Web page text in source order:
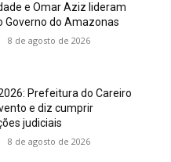
e Omar Aziz lideram
Governo do Amazonas
8 de agosto de 2026
Prefeitura do Careiro
e diz cumprir
judiciais
8 de agosto de 2026